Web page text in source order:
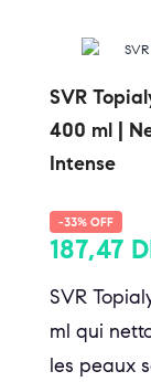
SVR
400 ml |
Intense
-33% OFF
187,47
SVR
ml qui
les peaux